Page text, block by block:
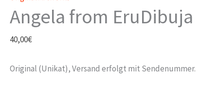
Angela from EruDibuja
40,00€
Original (Unikat), Versand erfolgt mit Sendenummer.